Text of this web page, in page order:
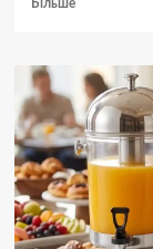
Більше
польський
ринок
підходить
для
запуску
компанії